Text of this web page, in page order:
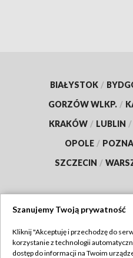
BIAŁYSTOK /
GORZÓW WLKP. /
KRAKÓW / LUBLIN /
OPOLE /
SZCZECIN /
Szanujemy Twoją prywatność
Kliknij "Akceptuję i przechodzę do
korzystanie z technologii
dostęp do informacji na Twoim